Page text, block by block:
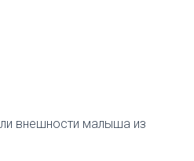
внешности малыша из